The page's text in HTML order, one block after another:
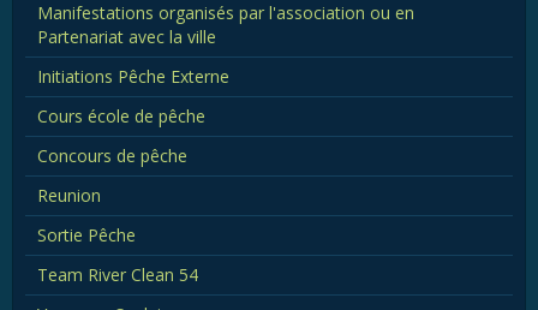
Manifestations organisés par l'association ou en
Partenariat avec la ville
Initiations Pêche Externe
Cours école de pêche
Concours de pêche
Reunion
Sortie Pêche
Team River Clean 54